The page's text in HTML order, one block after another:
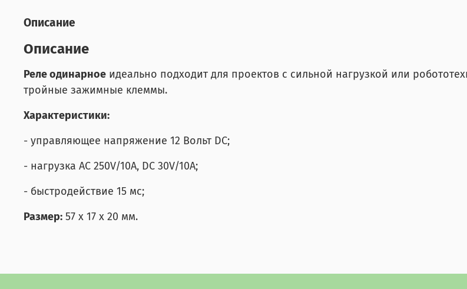
Описание
Описание
Реле одинарное идеально подходит для проектов с сильной нагрузкой или
тройные зажимные клеммы.
Характеристики:
- управляющее напряжение 12 Вольт DC;
- нагрузка AC 250V/10A, DC 30V/10A;
- быстродействие 15 мс;
Размер: 57 х 17 х 20 мм.